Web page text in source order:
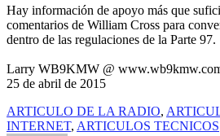
Hay información de apoyo más que
comentarios de William Cross para
dentro de las regulaciones de la Parte 97.
Larry WB9KMW @
25 de abril de 2015
ARTICULO DE LA RADIO,
INTERNET, ARTICULOS TECNICOS